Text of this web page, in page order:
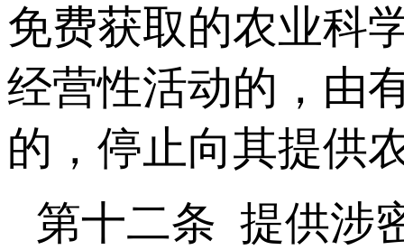
免费获取的农业科
经营性活动的，由
的，停止向其提供
第十二条 提供涉